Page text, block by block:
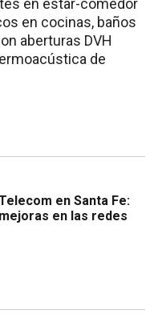
en estar-comedor
en cocinas, baños
aberturas DVH
de
en Santa Fe:
en las redes